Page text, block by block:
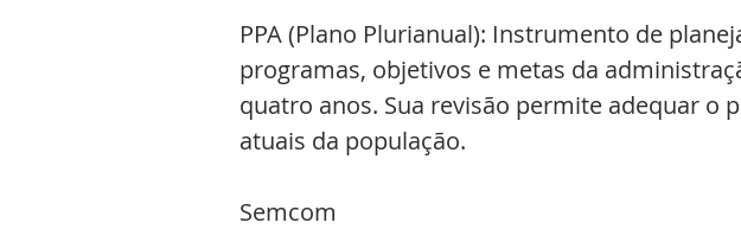
PPA (Plano Plurianual): Instrumento de
programas, objetivos e metas da
quatro anos. Sua revisão permite adequar o
atuais da população.
Semcom